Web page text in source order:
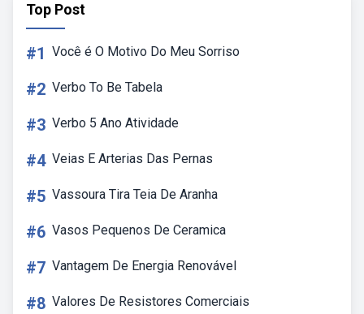
Top Post
#1 Você é O Motivo Do Meu Sorriso
#2 Verbo To Be Tabela
#3 Verbo 5 Ano Atividade
#4 Veias E Arterias Das Pernas
#5 Vassoura Tira Teia De Aranha
#6 Vasos Pequenos De Ceramica
#7 Vantagem De Energia Renovável
#8 Valores De Resistores Comerciais